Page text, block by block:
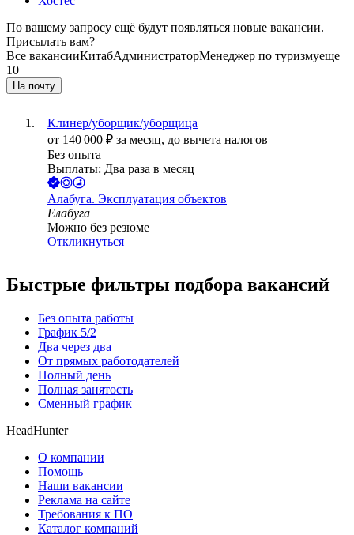
По вашему запросу ещё будут появляться новые вакансии.
Присылать вам?
Все вакансииКитабАдминистраторМенеджер по туризмуеще
10
На почту
Клинер/уборщик/уборщица
от 140 000 ₽ за месяц, до вычета налогов
Без опыта
Выплаты: Два раза в месяц
Алабуга. Эксплуатация объектов
Елабуга
Можно без резюме
Откликнуться
Быстрые фильтры подбора вакансий
Без опыта работы
График 5/2
Два через два
От прямых работодателей
Полный день
Полная занятость
Сменный график
HeadHunter
О компании
Помощь
Наши вакансии
Реклама на сайте
Требования к ПО
Каталог компаний